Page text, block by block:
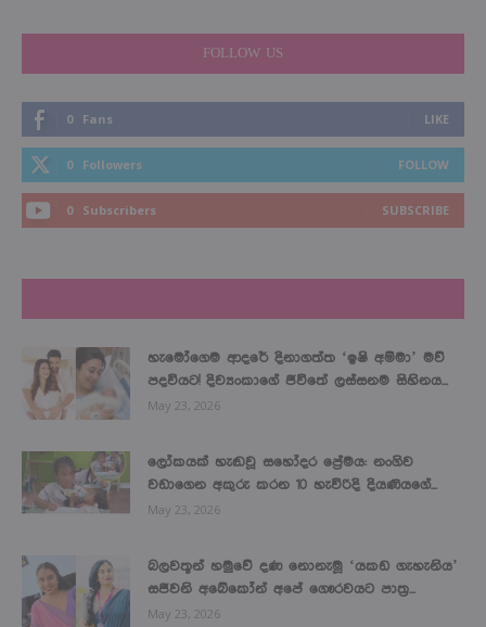
FOLLOW US
0 Fans LIKE
0 Followers FOLLOW
0 Subscribers SUBSCRIBE
හැමෝගෙම ආදරේ දිනාගත්ත ‘ඉෂි අම්මා’ මව්
පදවියට! දිව්‍යංකාගේ ජීවිතේ ලස්සනම සිහිනය...
May 23, 2026
ලෝකයක් හැඬවූ සහෝදර ප්‍රේමය: නංගිව
වඩාගෙන අකුරු කරන 10 හැවිරිදි දියණියගේ...
May 23, 2026
බලවතූන් හමුවේ දණ නොනැමූ ‘යකඩ ගැහැනිය’
සජීවනි අබේකෝන් අපේ ගෞරවයට පාත්‍ර...
May 23, 2026